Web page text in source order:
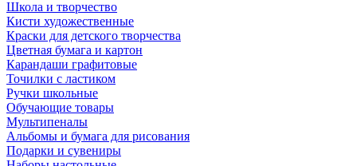
Школа и творчество
Кисти художественные
Краски для детского творчества
Цветная бумага и картон
Карандаши графитовые
Точилки с ластиком
Ручки школьные
Обучающие товары
Мультипеналы
Альбомы и бумага для рисования
Подарки и сувениры